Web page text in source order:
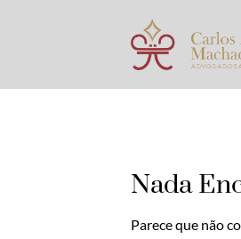
Nada
Parece que não